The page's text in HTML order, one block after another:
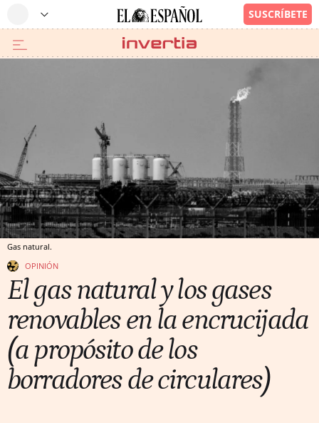
Gas natural.
OPINIÓN
El gas natural y los gases
renovables en la encrucijada
(a propósito de los
borradores de circulares)